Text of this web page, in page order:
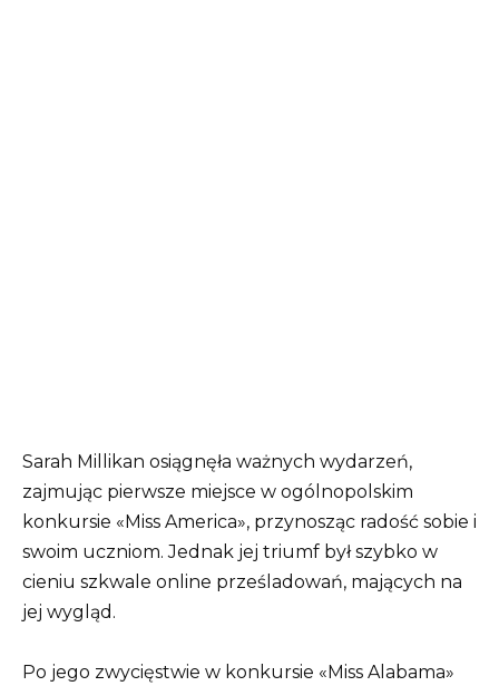
Sarah Millikan osiągnęła ważnych wydarzeń,
zajmując pierwsze miejsce w ogólnopolskim
konkursie «Miss America», przynosząc radość sobie i
swoim uczniom. Jednak jej triumf był szybko w
cieniu szkwale online prześladowań, mających na
jej wygląd.
Po jego zwycięstwie w konkursie «Miss Alabama»